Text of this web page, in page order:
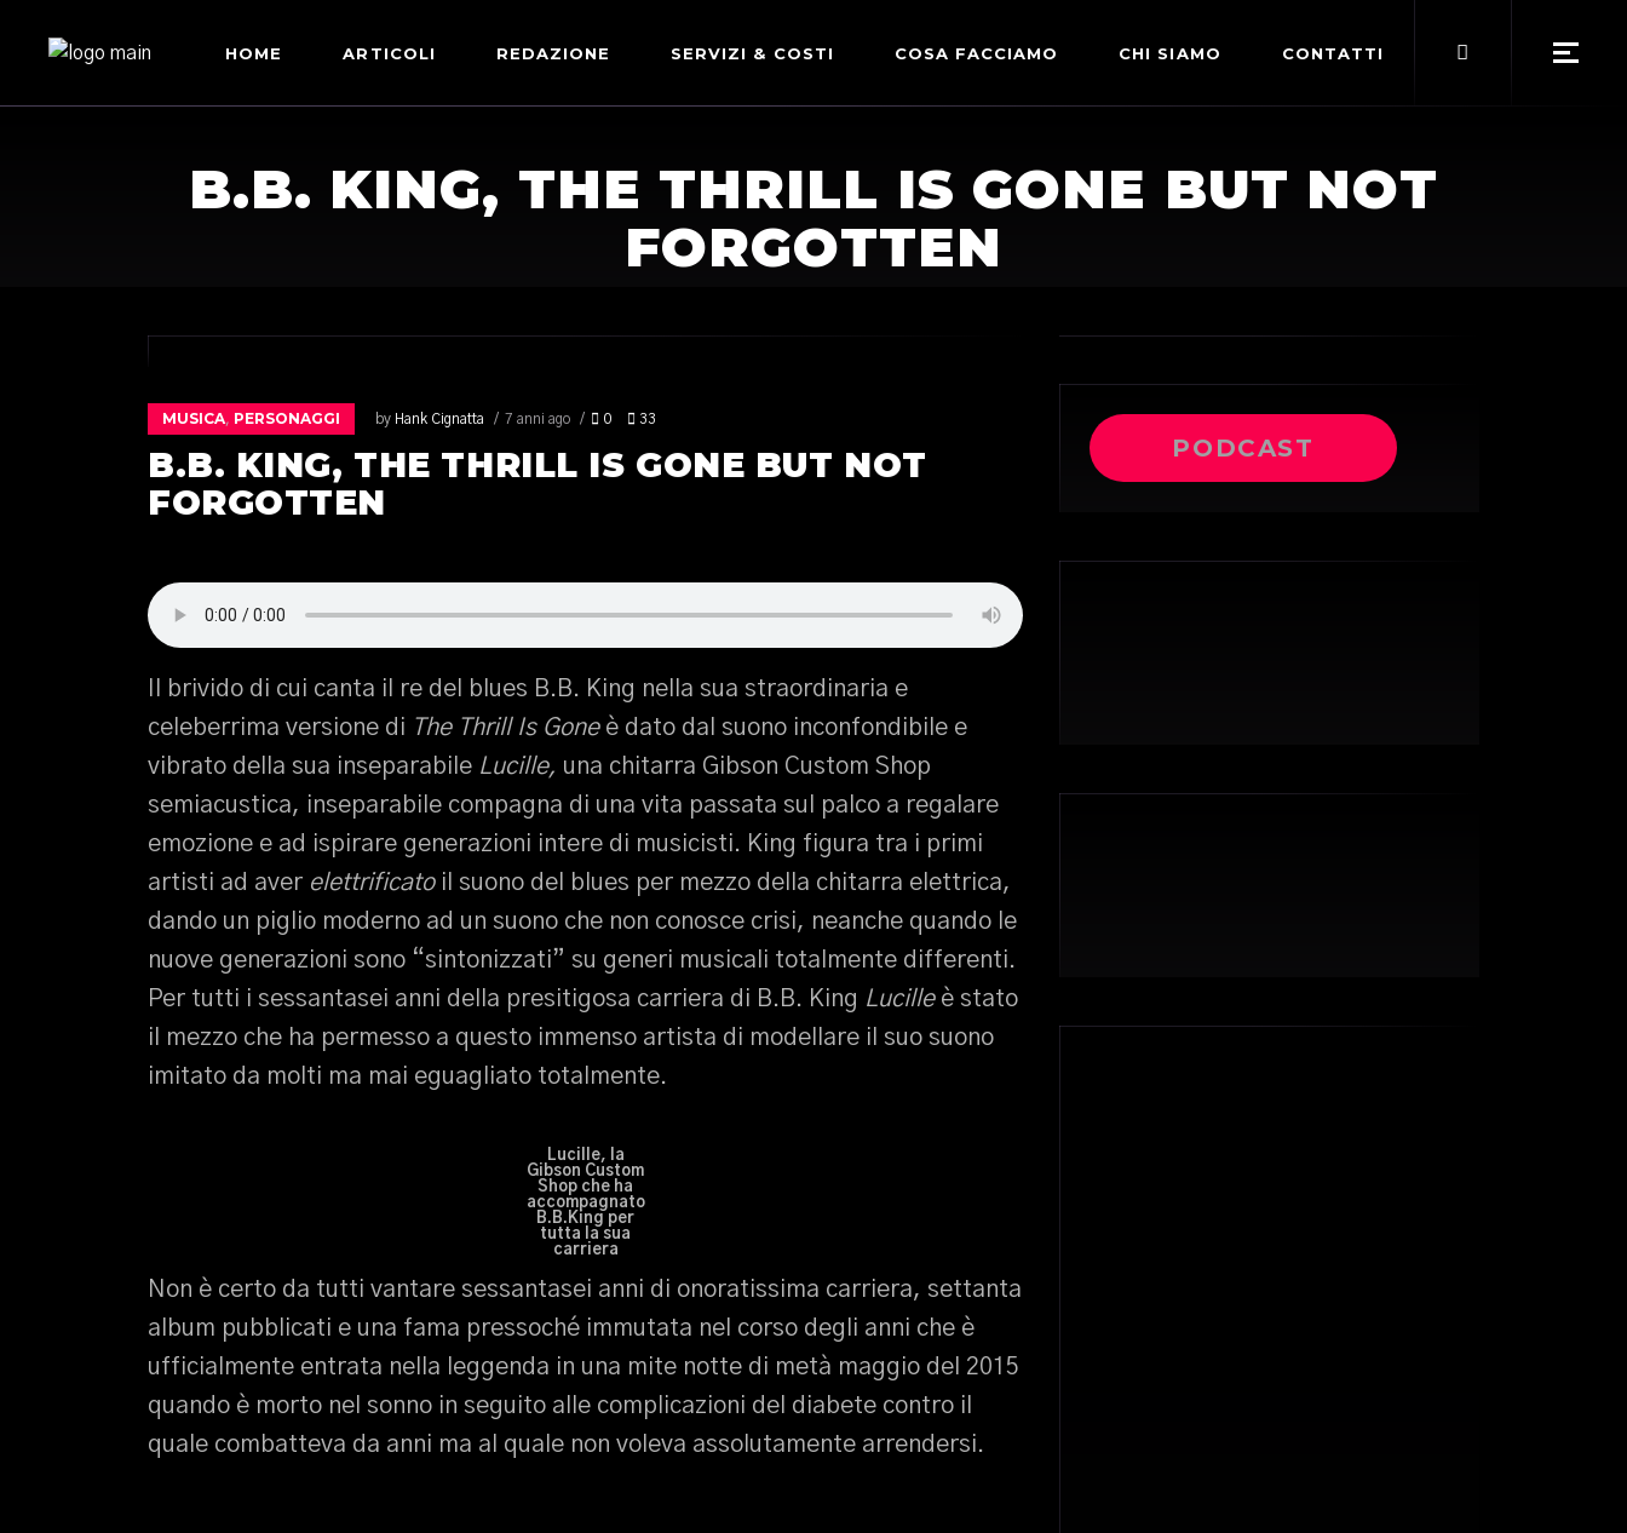
HOME ARTICOLI REDAZIONE SERVIZI & COSTI
LE NOSTRE PARTNERSHIP
COMUNICAZIONE EXPRESS
COSA FACCIAMO CHI SIAMO
TERMINI DI SERVIZIO
CONTATTI
B.B. KING, THE THRILL IS GONE BUT NOT
FORGOTTEN
MUSICA, PERSONAGGI by Hank Cignatta 7 anni ago 0 33
B.B. KING, THE THRILL IS GONE BUT NOT
FORGOTTEN
Il brivido di cui canta il re del blues B.B. King nella sua straordinaria e
celeberrima versione di The Thrill Is Goneè dato dal suono inconfondibile e
vibrato della sua inseparabile Lucille, una chitarra Gibson Custom Shop
semiacustica, inseparabile compagna di una vita passata sul palco a regalare
emozione e ad ispirare generazioni intere di musicisti. King figura tra i primi
artisti ad aver elettrificatoil suono del blues per mezzo della chitarra elettrica,
dando un piglio moderno ad un suono che non conosce crisi, neanche quando le
nuove generazioni sono “sintonizzati” su generi musicali totalmente differenti.
Per tutti i sessantasei anni della presitigosa carriera di B.B. King Lucilleè stato
il mezzo che ha permesso a questo immenso artista di modellare il suo suono
imitato da molti ma mai eguagliato totalmente.
Lucille, la
Gibson Custom
Shop che ha
accompagnato
B.B.King per
tutta la sua
carriera
Non è certo da tutti vantare sessantasei anni di onoratissima carriera, settanta
album pubblicati e una fama pressoché immutata nel corso degli anni che è
ufficialmente entrata nella leggenda in una mite notte di metà maggio del 2015
quando è morto nel sonno in seguito alle complicazioni del diabete contro il
quale combatteva da anni ma al quale non voleva assolutamente arrendersi.
PODCAST